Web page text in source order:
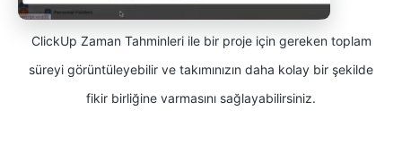
ClickUp Zaman Tahminleri ile bir proje için gereken toplam
süreyi görüntüleyebilir ve takımınızın daha kolay bir şekilde
fikir birliğine varmasını sağlayabilirsiniz.